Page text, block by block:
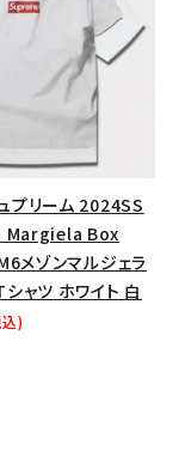
プリーム 2024SS
Margiela Box
メゾンマルジェラ
ャツ ホワイト 白
)